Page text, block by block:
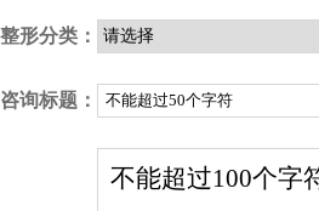
整形分类：
咨询标题：